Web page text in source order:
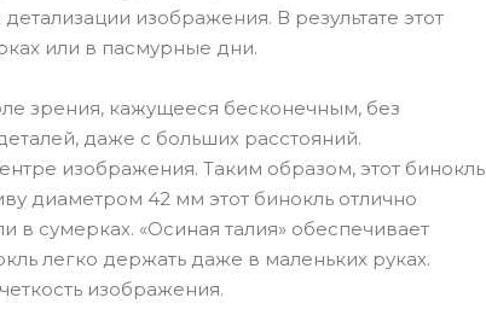
изображения. В результате этот
или в пасмурные дни.
зрения, кажущееся бесконечным, без
даже с больших расстояний.
изображения. Таким образом, этот бинокль
диаметром 42 мм этот бинокль отлично
сумерках. «Осиная талия» обеспечивает
легко держать даже в маленьких руках.
изображения.